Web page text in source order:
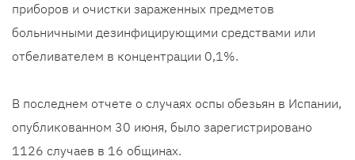
приборов и очистки зараженных предметов
больничными дезинфицирующими средствами или
отбеливателем в концентрации 0,1%.
В последнем отчете о случаях оспы обезьян в Испании,
опубликованном 30 июня, было зарегистрировано
1126 случаев в 16 общинах.